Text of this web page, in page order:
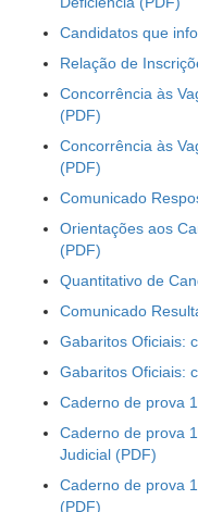
Candidatos que
Relação de
Concorrência às
Concorrência às
Comunicado
Orientações aos
Quantitativo de
Comunicado
Gabaritos Oficiais:
Gabaritos Oficiais:
Caderno de prova
Caderno de prova
Judicial
Caderno de prova